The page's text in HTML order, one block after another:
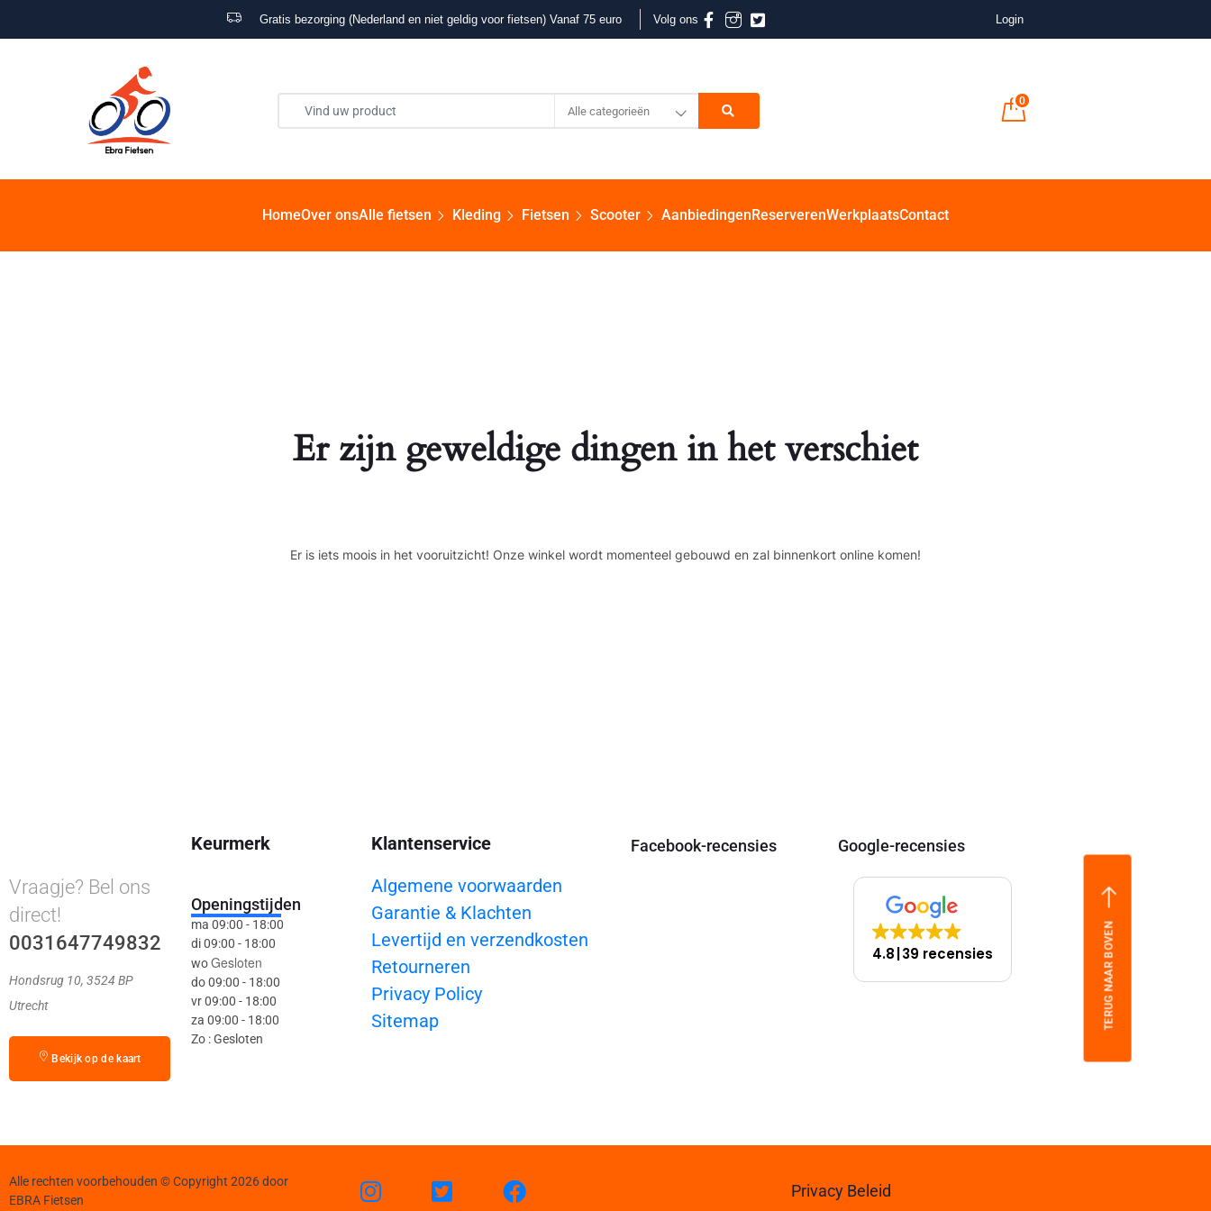
Gratis bezorging (Nederland en niet geldig voor fietsen) Vanaf 75 euro Volg ons Login
Alle categorieën
0
HomeOver onsAlle fietsen Kleding Fietsen Scooter AanbiedingenReserverenWerkplaatsContact
Er zijn geweldige dingen in het verschiet
Er is iets moois in het vooruitzicht! Onze winkel wordt momenteel gebouwd en zal binnenkort online komen!
Vraagje? Bel ons
direct!
0031647749832
Hondsrug 10, 3524 BP
Utrecht
Bekijk op de kaart
Keurmerk
Openingstijden
ma 09:00 - 18:00
di 09:00 - 18:00
woGesloten
do 09:00 - 18:00
vr 09:00 - 18:00
za 09:00 - 18:00
Zo : Gesloten
Klantenservice
Algemene voorwaarden
Garantie & Klachten
Levertijd en verzendkosten
Retourneren
Privacy Policy
Sitemap
Facebook-recensies Google-recensies
4.8 39 recensies TERUG NAAR BOVEN
Alle rechten voorbehouden © Copyright 2026 door
EBRA Fietsen
Privacy Beleid